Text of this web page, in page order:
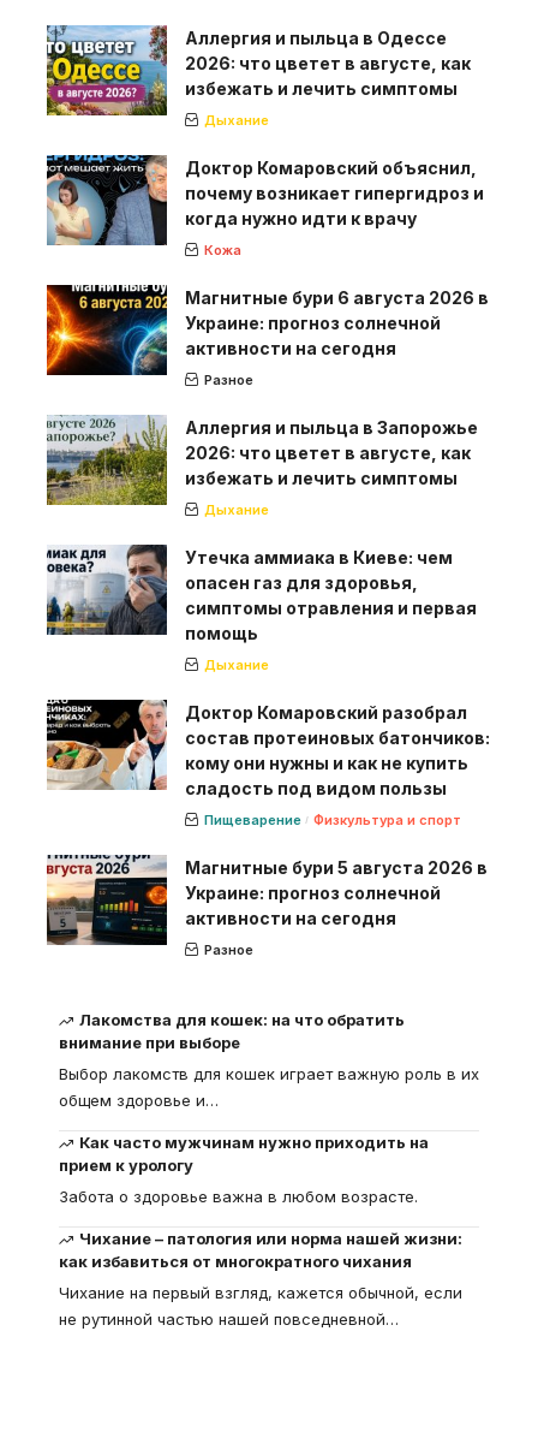
Аллергия и пыльца в Одессе
2026: что цветет в августе, как
избежать и лечить симптомы
Дыхание
Доктор Комаровский объяснил,
почему возникает гипергидроз и
когда нужно идти к врачу
Кожа
Магнитные бури 6 августа 2026 в
Украине: прогноз солнечной
активности на сегодня
Разное
Аллергия и пыльца в Запорожье
2026: что цветет в августе, как
избежать и лечить симптомы
Дыхание
Утечка аммиака в Киеве: чем
опасен газ для здоровья,
симптомы отравления и первая
помощь
Дыхание
Доктор Комаровский разобрал
состав протеиновых батончиков:
кому они нужны и как не купить
сладость под видом пользы
Пищеварение Физкультура и спорт
Магнитные бури 5 августа 2026 в
Украине: прогноз солнечной
активности на сегодня
Разное
Лакомства для кошек: на что обратить
внимание при выборе
Выбор лакомств для кошек играет важную роль в их
общем здоровье и…
Как часто мужчинам нужно приходить на
прием к урологу
Забота о здоровье важна в любом возрасте.
Чихание – патология или норма нашей жизни:
как избавиться от многократного чихания
Чихание на первый взгляд, кажется обычной, если
не рутинной частью нашей повседневной…